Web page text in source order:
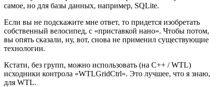
самое, но для базы данных, например, SQLite.
Если вы не подскажите мне ответ, то придется изобретать
собственный велосипед, с «приставкой нано». Чтобы потом,
вы опять сказали, ну, вот, снова не применил существующие
технологии.
Кстати, без групп, можно использовать (на С++ / WTL)
исходники контрола «WTLGridCtrl». Это лучшее, что я знаю,
для WTL.